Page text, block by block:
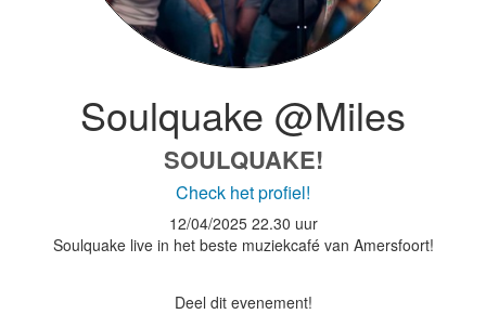
Soulquake @Miles
SOULQUAKE!
Check het profiel!
12/04/2025 22.30 uur
Soulquake live in het beste muziekcafé van Amersfoort!
Deel dit evenement!